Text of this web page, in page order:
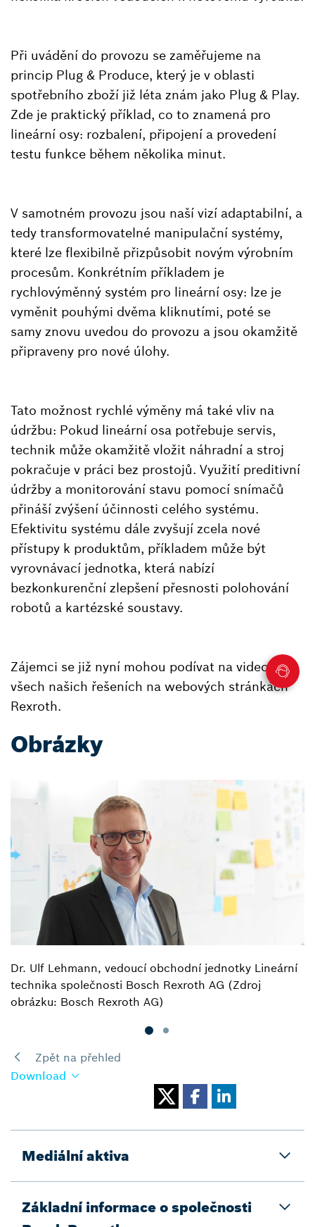
Při uvádění do provozu se zaměřujeme na
princip Plug & Produce, který je v oblasti
spotřebního zboží již léta znám jako Plug & Play.
Zde je praktický příklad, co to znamená pro
lineární osy: rozbalení, připojení a provedení
testu funkce během několika minut.
V samotném provozu jsou naší vizí adaptabilní, a
tedy transformovatelné manipulační systémy,
které lze flexibilně přizpůsobit novým výrobním
procesům. Konkrétním příkladem je
rychlovýměnný systém pro lineární osy: lze je
vyměnit pouhými dvěma kliknutími, poté se
samy znovu uvedou do provozu a jsou okamžitě
připraveny pro nové úlohy.
Tato možnost rychlé výměny má také vliv na
údržbu: Pokud lineární osa potřebuje servis,
technik může okamžitě vložit náhradní a stroj
pokračuje v práci bez prostojů. Využití preditivní
údržby a monitorování stavu pomocí snímačů
přináší zvýšení účinnosti celého systému.
Efektivitu systému dále zvyšují zcela nové
přístupy k produktům, příkladem může být
vyrovnávací jednotka, která nabízí
bezkonkurenční zlepšení přesnosti polohování
robotů a kartézské soustavy.
Zájemci se již nyní mohou podívat na video o
všech našich řešeních na webových stránkách
Rexroth.
Obrázky
Dr. Ulf Lehmann, vedoucí obchodní jednotky Lineární
technika společnosti Bosch Rexroth AG (Zdroj
obrázku: Bosch Rexroth AG)
Zpět na přehled
Download
Mediální aktiva
Základní informace o společnosti